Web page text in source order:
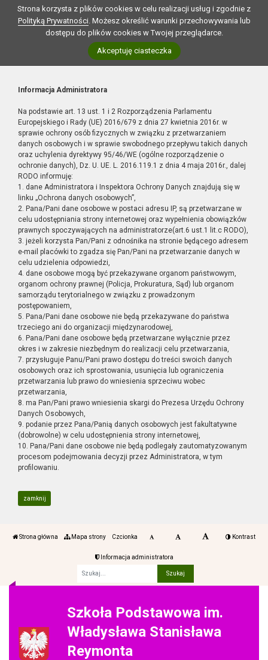
Strona korzysta z plików cookies w celu realizacji usług i zgodnie z
Polityką Prywatności. Możesz określić warunki przechowywania lub
dostępu do plików cookies w Twojej przeglądarce.
Akceptuję ciasteczka
Informacja Administratora
Na podstawie art. 13 ust. 1 i 2 Rozporządzenia Parlamentu
Europejskiego i Rady (UE) 2016/679 z dnia 27 kwietnia 2016r. w
sprawie ochrony osób fizycznych w związku z przetwarzaniem
danych osobowych i w sprawie swobodnego przepływu takich danych
oraz uchylenia dyrektywy 95/46/WE (ogólne rozporządzenie o
ochronie danych), Dz. U. UE. L. 2016.119.1 z dnia 4 maja 2016r., dalej
RODO informuję:
1. dane Administratora i Inspektora Ochrony Danych znajdują się w
linku „Ochrona danych osobowych”,
2. Pana/Pani dane osobowe w postaci adresu IP, są przetwarzane w
celu udostępniania strony internetowej oraz wypełnienia obowiązków
prawnych spoczywających na administratorze(art.6 ust.1 lit.c RODO),
3. jeżeli korzysta Pan/Pani z odnośnika na stronie będącego adresem
e-mail placówki to zgadza się Pan/Pani na przetwarzanie danych w
celu udzielenia odpowiedzi,
4. dane osobowe mogą być przekazywane organom państwowym,
organom ochrony prawnej (Policja, Prokuratura, Sąd) lub organom
samorządu terytorialnego w związku z prowadzonym
postępowaniem,
5. Pana/Pani dane osobowe nie będą przekazywane do państwa
trzeciego ani do organizacji międzynarodowej,
6. Pana/Pani dane osobowe będą przetwarzane wyłącznie przez
okres i w zakresie niezbędnym do realizacji celu przetwarzania,
7. przysługuje Panu/Pani prawo dostępu do treści swoich danych
osobowych oraz ich sprostowania, usunięcia lub ograniczenia
przetwarzania lub prawo do wniesienia sprzeciwu wobec
przetwarzania,
8. ma Pan/Pani prawo wniesienia skargi do Prezesa Urzędu Ochrony
Danych Osobowych,
9. podanie przez Pana/Panią danych osobowych jest fakultatywne
(dobrowolne) w celu udostępnienia strony internetowej,
10. Pana/Pani dane osobowe nie będą podlegały zautomatyzowanym
procesom podejmowania decyzji przez Administratora, w tym
profilowaniu.
zamknij
Strona główna Mapa strony Czcionka Kontrast
Informacja administratora
Szkoła Podstawowa im.
Władysława Stanisława
Reymonta